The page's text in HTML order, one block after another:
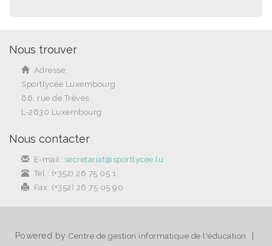
Nous trouver
Adresse:
Sportlycée Luxembourg
66, rue de Trèves
L-2630 Luxembourg
Nous contacter
E-mail: secretariat@sportlycee.lu
Tél.: (+352) 26 75 05 1
Fax: (+352) 26 75 05 90
Powered by Centre de gestion informatique de l'éducation